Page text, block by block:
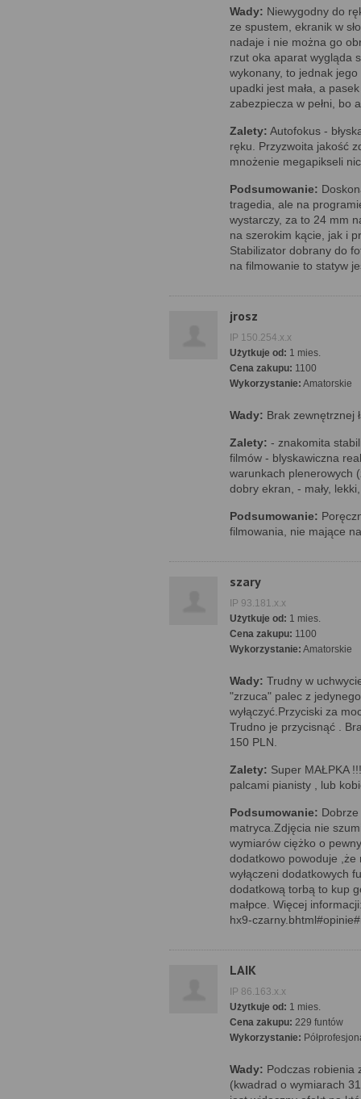
Wady: Niewygodny do
ze spustem, ekranik w
nadaje i nie można go
rzut oka aparat wygląda
wykonany, to jednak
upadki jest mała, a
zabezpiecza w pełni, bo
Zalety: Autofokus -
ręku. Przyzwoita jakość
mnożenie megapikseli
Podsumowanie:
tragedia, ale na
wystarczy, za to 24 mm
na szerokim kącie, jak i
Stabilizator dobrany do
na filmowanie to statyw
jrosz
IP 150.254.x.x
Użytkuje od: 1 mies.
Cena zakupu: 1100
Wykorzystanie: Amatorskie
Wady: Brak zewnętrznej
Zalety: - znakomita
filmów - blyskawiczna
warunkach plenerowych
dobry ekran, - mały,
Podsumowanie:
filmowania, nie mające
szary
IP 93.181.x.x
Użytkuje od: 1 mies.
Cena zakupu: 1100
Wykorzystanie: Amatorskie
Wady: Trudny w
"zrzuca" palec z
wyłączyć.Przyciski za
Trudno je przycisnąć .
150 PLN.
Zalety: Super MAŁPKA
palcami pianisty , lub
Podsumowanie:
matryca.Zdjęcia nie
wymiarów ciężko o
dodatkowo powoduje ,że
wyłączeni dodatkowych
dodatkową torbą to kup
małpce. Więcej
hx9-
LAIK
IP 86.163.x.x
Użytkuje od: 1 mies.
Cena zakupu: 229 funtów
Wykorzystanie:
Wady: Podczas robienia
(kwadrad o wymiarach